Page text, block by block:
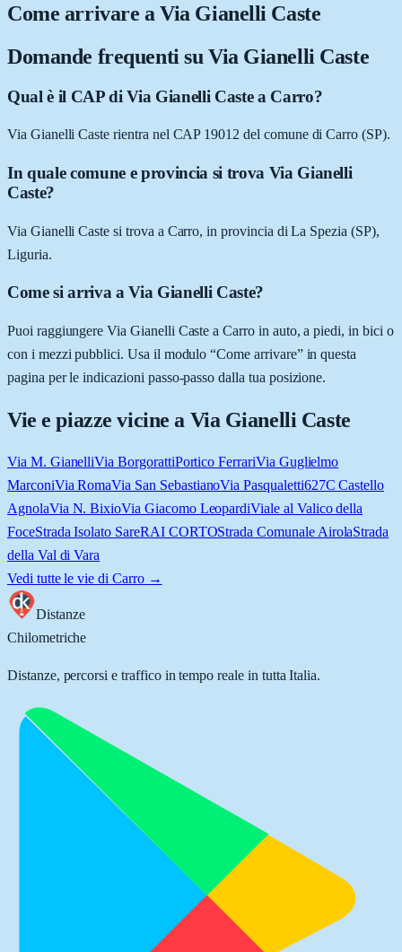
Come arrivare aVia Gianelli Caste
Domande frequenti su Via Gianelli Caste
Qual è il CAP di Via Gianelli Caste a Carro?
Via Gianelli Caste rientra nel CAP 19012 del comune di Carro (SP).
In quale comune e provincia si trova Via Gianelli
Caste?
Via Gianelli Caste si trova a Carro, in provincia di La Spezia (SP),
Liguria.
Come si arriva a Via Gianelli Caste?
Puoi raggiungere Via Gianelli Caste a Carro in auto, a piedi, in bici o
con i mezzi pubblici. Usa il modulo “Come arrivare” in questa
pagina per le indicazioni passo-passo dalla tua posizione.
Vie e piazze vicine a Via Gianelli Caste
Via M. GianelliVia BorgorattiPortico FerrariVia Guglielmo
MarconiVia RomaVia San SebastianoVia Pasqualetti627C Castello
AgnolaVia N. BixioVia Giacomo LeopardiViale al Valico della
FoceStrada Isolato SareRAI CORTOStrada Comunale AirolaStrada
della Val di Vara
Vedi tutte le vie di Carro→
Distanze
Chilometriche
Distanze, percorsi e traffico in tempo reale in tutta Italia.